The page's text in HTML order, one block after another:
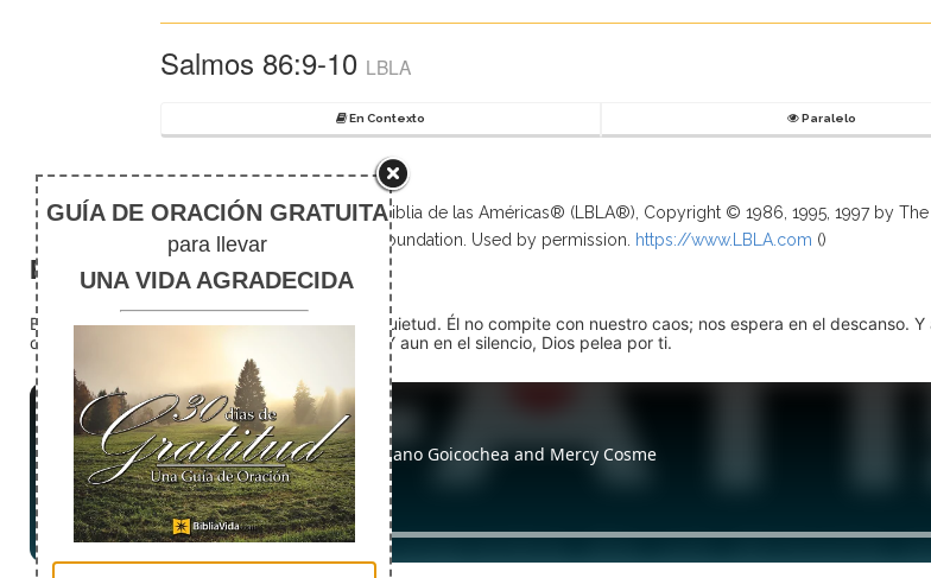
Salmos 86:9-10 LBLA
En Contexto Paralelo
Scripture taken from La Biblia de las Américas® (LBLA®), Copyright © 1986, 1995, 1997 by
Foundation. Used by permission.
https://www.LBLA.com ()
El silencio
En medio del ruido, Dios nos encuentra en la quietud. Él no compite con nuestro caos; nos espera en el descanso.
detente (quédate quieto) Dios está presente. Y aun en el silencio, Dios pelea por ti.